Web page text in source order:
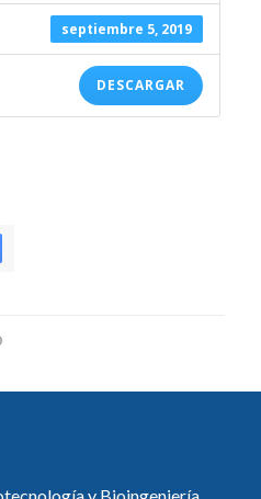
septiembre 5, 2019
DESCARGAR